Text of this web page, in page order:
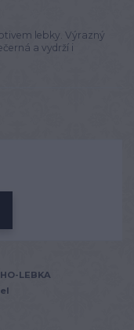
lebky. Výrazný
a vydrží i
LEBKA